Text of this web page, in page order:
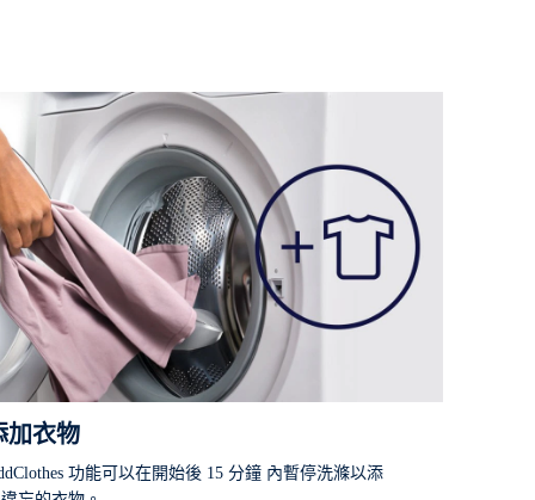
加衣物
功能可以在開始後 15 分鐘 內暫停洗滌以添